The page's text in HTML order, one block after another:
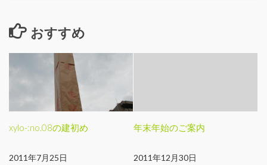
おすすめ
xylo-:no.08の建初め
2011年7月25日
年末年始のご案内
2011年12月30日